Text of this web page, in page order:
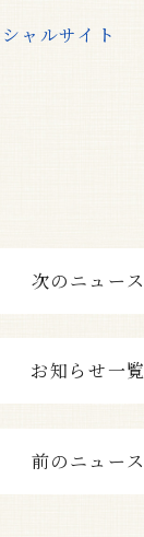
ャルサイト
次のニュース
お知らせ一覧
前のニュース